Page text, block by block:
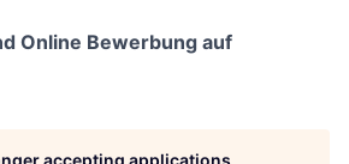
Online Bewerbung auf
accepting applications